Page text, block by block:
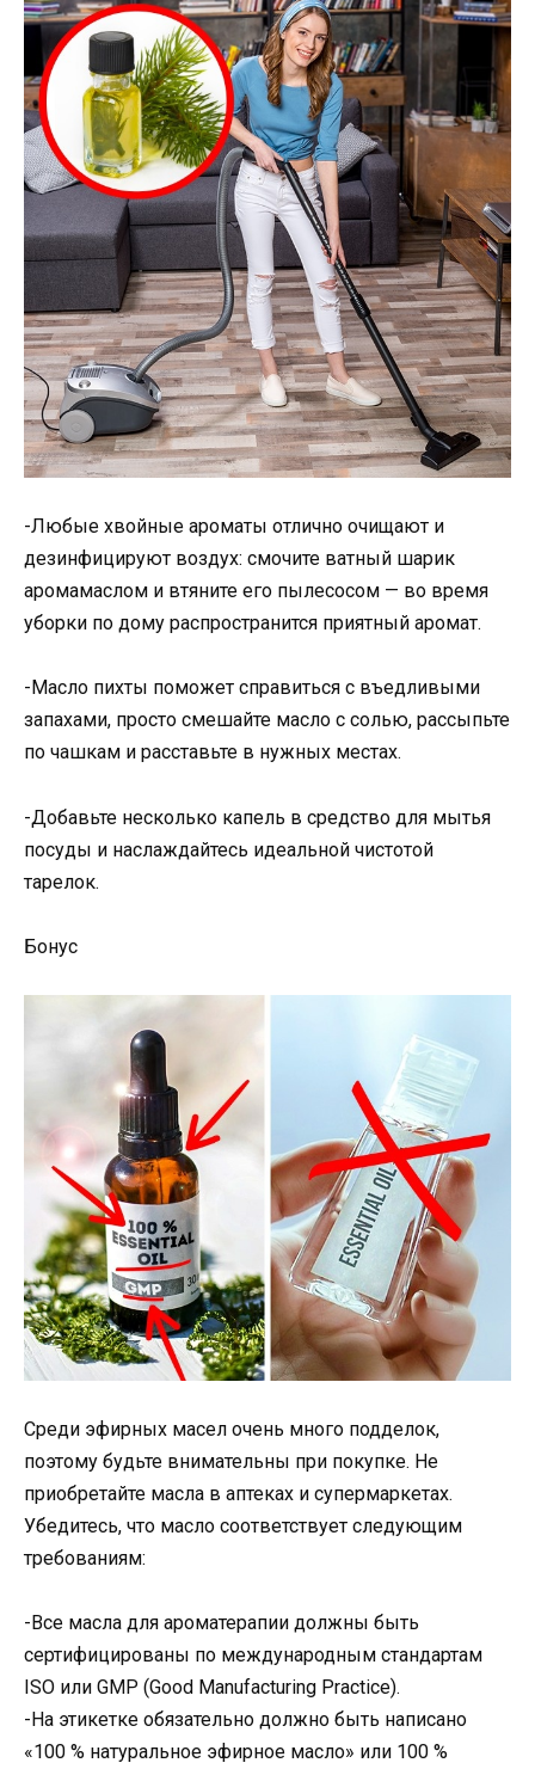
-Любые хвойные ароматы отлично очищают и
дезинфицируют воздух: смочите ватный шарик
аромамаслом и втяните его пылесосом — во время
уборки по дому распространится приятный аромат.
-Масло пихты поможет справиться с въедливыми
запахами, просто смешайте масло с солью, рассыпьте
по чашкам и расставьте в нужных местах.
-Добавьте несколько капель в средство для мытья
посуды и наслаждайтесь идеальной чистотой
тарелок.
Бонус
Среди эфирных масел очень много подделок,
поэтому будьте внимательны при покупке. Не
приобретайте масла в аптеках и супермаркетах.
Убедитесь, что масло соответствует следующим
требованиям:
-Все масла для ароматерапии должны быть
сертифицированы по международным стандартам
ISO или GMP (Good Manufacturing Practice).
-На этикетке обязательно должно быть написано
«100 % натуральное эфирное масло» или 100 %